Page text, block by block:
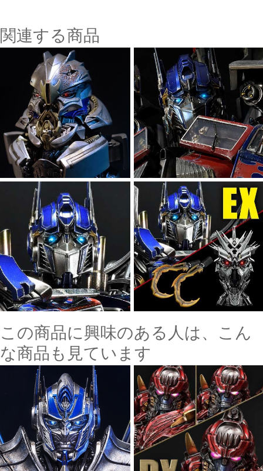
関連する商品
この商品に興味のある人は、こん
な商品も見ています